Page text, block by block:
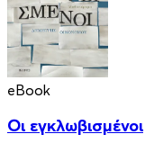
eBook
Οι εγκλωβισμένοι